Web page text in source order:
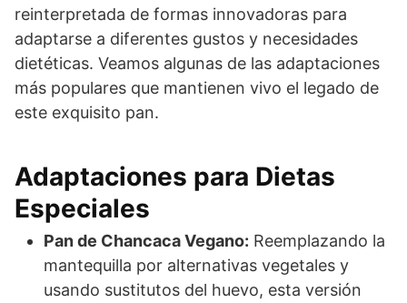
reinterpretada de formas innovadoras para
adaptarse a diferentes gustos y necesidades
dietéticas. Veamos algunas de las adaptaciones
más populares que mantienen vivo el legado de
este exquisito pan.
Adaptaciones para Dietas
Especiales
Pan de Chancaca Vegano: Reemplazando la
mantequilla por alternativas vegetales y
usando sustitutos del huevo, esta versión